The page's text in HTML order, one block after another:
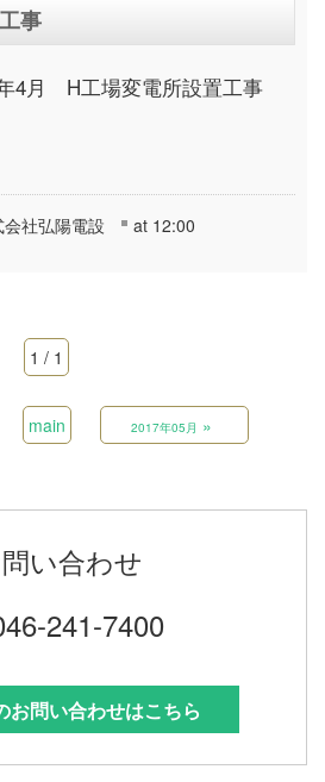
事
4月 H工場変電所設置工事
社弘陽電設 at 12:00
1 / 1
main 2017年05月 »
い合わせ
241-7400
お問い合わせはこちら